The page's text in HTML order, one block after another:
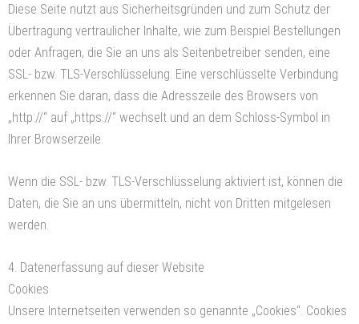
Diese Seite nutzt aus Sicherheitsgründen und zum Schutz der
Übertragung vertraulicher Inhalte, wie zum Beispiel Bestellungen
oder Anfragen, die Sie an uns als Seitenbetreiber senden, eine
SSL- bzw. TLS-Verschlüsselung. Eine verschlüsselte Verbindung
erkennen Sie daran, dass die Adresszeile des Browsers von
„http://“ auf „https://“ wechselt und an dem Schloss-Symbol in
Ihrer Browserzeile.
Wenn die SSL- bzw. TLS-Verschlüsselung aktiviert ist, können die
Daten, die Sie an uns übermitteln, nicht von Dritten mitgelesen
werden.
4. Datenerfassung auf dieser Website
Cookies
Unsere Internetseiten verwenden so genannte „Cookies“. Cookies